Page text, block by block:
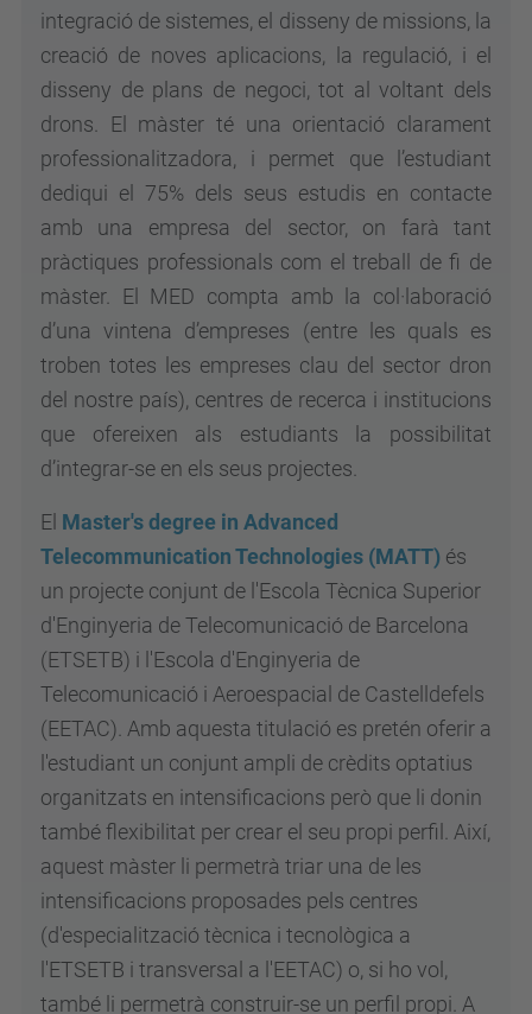
integració de sistemes, el disseny de missions, la
creació de noves aplicacions, la regulació, i el
disseny de plans de negoci, tot al voltant dels
drons. El màster té una orientació clarament
professionalitzadora, i permet que l’estudiant
dediqui el 75% dels seus estudis en contacte
amb una empresa del sector, on farà tant
pràctiques professionals com el treball de fi de
màster. El MED compta amb la col·laboració
d’una vintena d’empreses (entre les quals es
troben totes les empreses clau del sector dron
del nostre país), centres de recerca i institucions
que ofereixen als estudiants la possibilitat
d’integrar-se en els seus projectes.
El Master's degree in Advanced
Telecommunication Technologies (MATT) és
un projecte conjunt de l'Escola Tècnica Superior
d'Enginyeria de Telecomunicació de Barcelona
(ETSETB) i l'Escola d'Enginyeria de
Telecomunicació i Aeroespacial de Castelldefels
(EETAC). Amb aquesta titulació es pretén oferir a
l'estudiant un conjunt ampli de crèdits optatius
organitzats en intensificacions però que li donin
també flexibilitat per crear el seu propi perfil. Així,
aquest màster li permetrà triar una de les
intensificacions proposades pels centres
(d'especialització tècnica i tecnològica a
l'ETSETB i transversal a l'EETAC) o, si ho vol,
també li permetrà construir-se un perfil propi. A